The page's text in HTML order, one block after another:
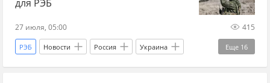
для РЭБ
27 июля, 05:00 415
Еще 16
РЭБ Новости Россия Украина
Украина.ру Главные новости главное